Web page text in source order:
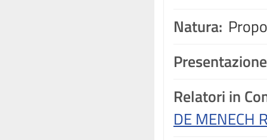
Natura:
Relatori in
DE MENECH